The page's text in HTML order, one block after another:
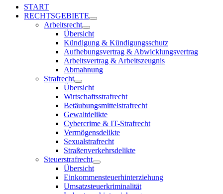
START
RECHTSGEBIETE
Arbeitsrecht
Übersicht
Kündigung & Kündigungsschutz
Aufhebungsvertrag & Abwicklungsvertrag
Arbeitsvertrag & Arbeitszeugnis
Abmahnung
Strafrecht
Übersicht
Wirtschaftsstrafrecht
Betäubungsmittelstrafrecht
Gewaltdelikte
Cybercrime & IT-Strafrecht
Vermögensdelikte
Sexualstrafrecht
Straßenverkehrsdelikte
Steuerstrafrecht
Übersicht
Einkommensteuerhinterziehung
Umsatzsteuerkriminalität